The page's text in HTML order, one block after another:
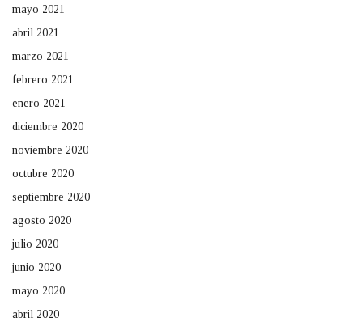
mayo 2021
abril 2021
marzo 2021
febrero 2021
enero 2021
diciembre 2020
noviembre 2020
octubre 2020
septiembre 2020
agosto 2020
julio 2020
junio 2020
mayo 2020
abril 2020